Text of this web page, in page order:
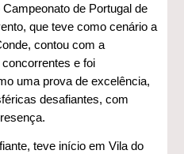
de Portugal de
que teve como cenário a
contou com a
e foi
uma prova de excelência,
desafiantes, com
teve início em Vila do